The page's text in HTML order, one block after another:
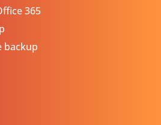
365
backup